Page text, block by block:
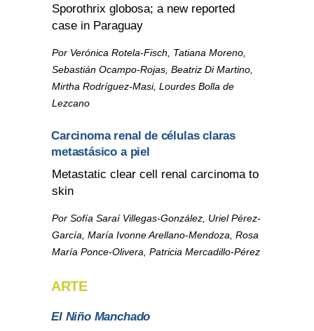
Sporothrix globosa; a new reported
case in Paraguay
Por Verónica Rotela-Fisch, Tatiana Moreno,
Sebastián Ocampo-Rojas, Beatriz Di Martino,
Mirtha Rodríguez-Masi, Lourdes Bolla de
Lezcano
Carcinoma renal de células claras
metastásico a piel
Metastatic clear cell renal carcinoma to
skin
Por Sofía Saraí Villegas-González, Uriel Pérez-
García, María Ivonne Arellano-Mendoza, Rosa
María Ponce-Olivera, Patricia Mercadillo-Pérez
ARTE
El Niño Manchado